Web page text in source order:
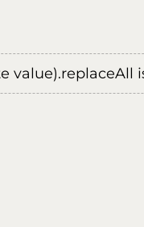
value).replaceAll